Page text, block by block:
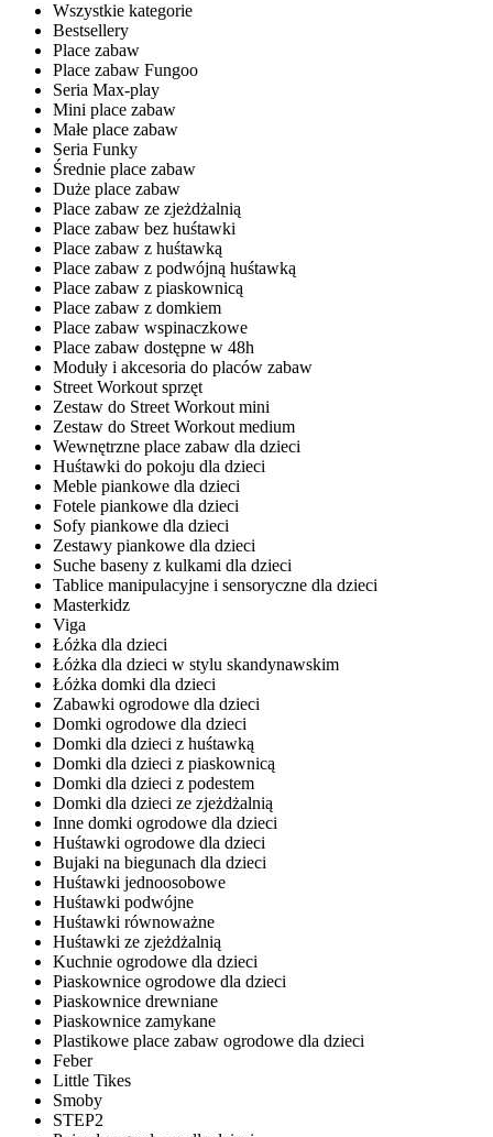
Wszystkie kategorie
Bestsellery
Place zabaw
Place zabaw Fungoo
Seria Max-play
Mini place zabaw
Małe place zabaw
Seria Funky
Średnie place zabaw
Duże place zabaw
Place zabaw ze zjeżdżalnią
Place zabaw bez huśtawki
Place zabaw z huśtawką
Place zabaw z podwójną huśtawką
Place zabaw z piaskownicą
Place zabaw z domkiem
Place zabaw wspinaczkowe
Place zabaw dostępne w 48h
Moduły i akcesoria do placów zabaw
Street Workout sprzęt
Zestaw do Street Workout mini
Zestaw do Street Workout medium
Wewnętrzne place zabaw dla dzieci
Huśtawki do pokoju dla dzieci
Meble piankowe dla dzieci
Fotele piankowe dla dzieci
Sofy piankowe dla dzieci
Zestawy piankowe dla dzieci
Suche baseny z kulkami dla dzieci
Tablice manipulacyjne i sensoryczne dla dzieci
Masterkidz
Viga
Łóżka dla dzieci
Łóżka dla dzieci w stylu skandynawskim
Łóżka domki dla dzieci
Zabawki ogrodowe dla dzieci
Domki ogrodowe dla dzieci
Domki dla dzieci z huśtawką
Domki dla dzieci z piaskownicą
Domki dla dzieci z podestem
Domki dla dzieci ze zjeżdżalnią
Inne domki ogrodowe dla dzieci
Huśtawki ogrodowe dla dzieci
Bujaki na biegunach dla dzieci
Huśtawki jednoosobowe
Huśtawki podwójne
Huśtawki równoważne
Huśtawki ze zjeżdżalnią
Kuchnie ogrodowe dla dzieci
Piaskownice ogrodowe dla dzieci
Piaskownice drewniane
Piaskownice zamykane
Plastikowe place zabaw ogrodowe dla dzieci
Feber
Little Tikes
Smoby
STEP2